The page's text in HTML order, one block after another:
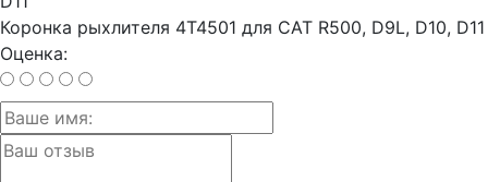
Коронка рыхлителя 4T4501 для CAT R500, D9L, D10, D11
Оценка: